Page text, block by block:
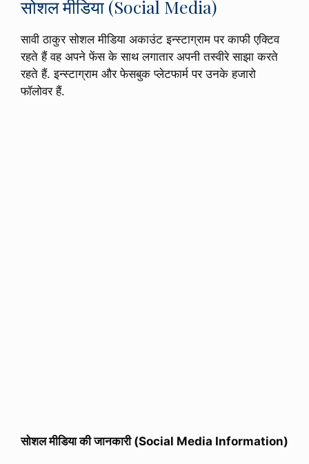
सोशल मीडिया (Social Media)
सावी ठाकुर सोशल मीडिया अकाउंट इन्स्टाग्राम पर काफी एक्टिव
रहते हैं वह अपने फेंस के साथ लगातार अपनी तस्वीरे साझा करते
रहते हैं. इन्स्टाग्राम और फेसबुक प्लेटफार्म पर उनके हजारो
फॉलोवर हैं.
सोशल मीडिया की जानकारी (Social Media Information)